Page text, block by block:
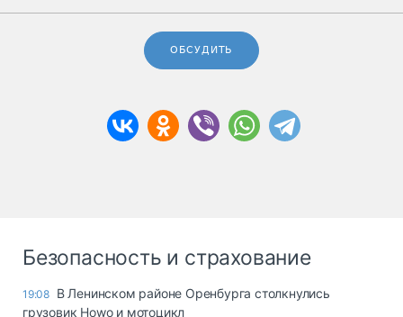
ОБСУДИТЬ
Безопасность и страхование
19:08 В Ленинском районе Оренбурга столкнулись
грузовик Howo и мотоцикл